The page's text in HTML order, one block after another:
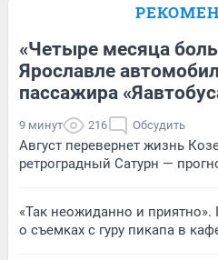
«Четыре месяца
Ярославле
пассажира
9 минут 216 Обсудить
Август перевернет жизнь
ретроградный Сатурн —
«Так неожиданно и
о съемках с гуру пикапа в